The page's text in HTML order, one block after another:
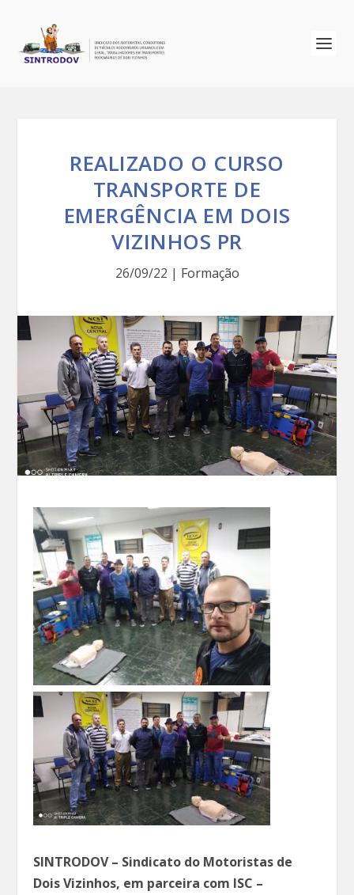
REALIZADO O CURSO
TRANSPORTE DE
EMERGÊNCIA EM DOIS
VIZINHOS PR
26/09/22 | Formação
SINTRODOV – Sindicato do Motoristas de
Dois Vizinhos, em parceira com ISC –